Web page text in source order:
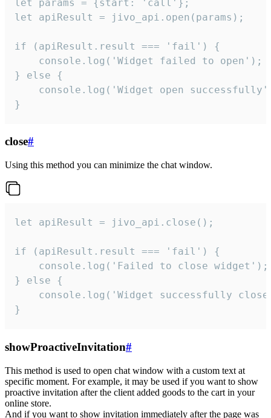
let params = {start: 'call'};
let apiResult = jivo_api.open(params);
if (apiResult.result === 'fail') {
    console.log('Widget failed to open');
} else {
console.log('Widget open
}
close#
Using this method you can minimize the chat window.
let apiResult = jivo_api.close();
if (apiResult.result === 'fail') {
    console.log('Failed to close widget');
} else {
console.log('Widget successfully
}
showProactiveInvitation#
This method is used to open chat window with a custom text at
specific moment. For example, it may be used if you want to show
proactive invitation after the client added goods to the cart in your
online store.
And if you want to show invitation immediately after the page was